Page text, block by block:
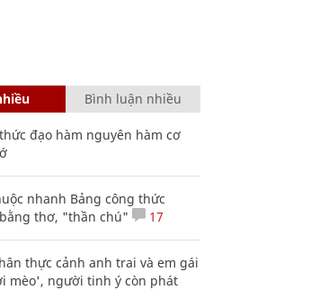
Bình luận nhiều
đạo hàm nguyên hàm cơ
nhanh Bảng công thức
thơ, "thần chú"
17
thực cảnh anh trai và em gái
mèo', người tinh ý còn phát